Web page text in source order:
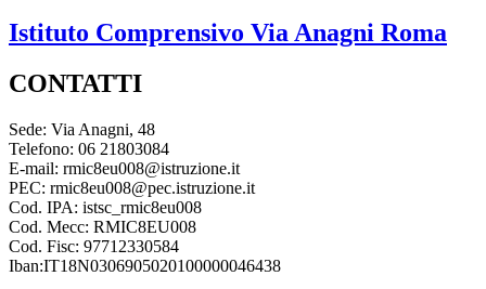
Istituto Comprensivo Via Anagni Roma
CONTATTI
Sede: Via Anagni, 48
Telefono: 06 21803084
E-mail: rmic8eu008@istruzione.it
PEC: rmic8eu008@pec.istruzione.it
Cod. IPA: istsc_rmic8eu008
Cod. Mecc: RMIC8EU008
Cod. Fisc: 97712330584
Iban:IT18N0306905020100000046438